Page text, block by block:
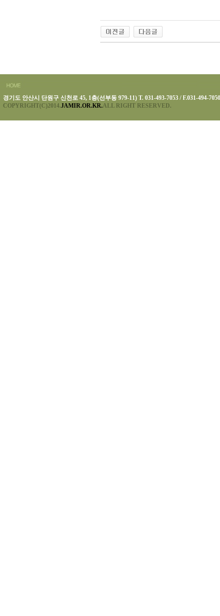
경기도 안산시 단원구 신천로 45, 1층(선부동 979-11) T. 031-493-7053 / F.031-494-7050
COPYRIGHT(C)2014.JAMIR.OR.KR.ALL RIGHT RESERVED.